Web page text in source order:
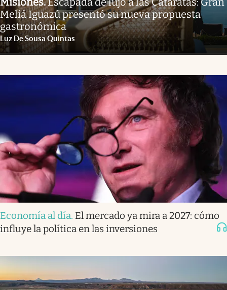
Meliá Iguazú presentó su nueva propuesta
gastronómica
Luz De Sousa Quintas
Economía al día. El mercado ya mira a 2027: cómo
influye la política en las inversiones